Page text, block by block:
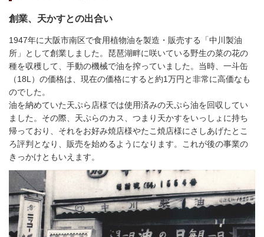
創業、天かすとの出合い
1947年に大阪市南区で食用植物油を製造・販売する「中川製油
所」として創業しました。琵琶湖畔に咲いている野生の菜の花の
種を収穫して、手動の機械で油を搾っていました。当時、一斗缶
（18L）の価格は、現在の価格にすると約1万円と非常に高価なも
のでした。
油を納めていた天ぷら店様では使用済みの天ぷら油を回収してい
ました。その際、天ぷらのカス、つまり天かすをいっしょに持ち
帰っており、それをお好み焼店様やたこ焼店様にさしあげたとこ
ろ評判となり、販売を始めるようになります。これが後の事業の
きっかけともいえます。